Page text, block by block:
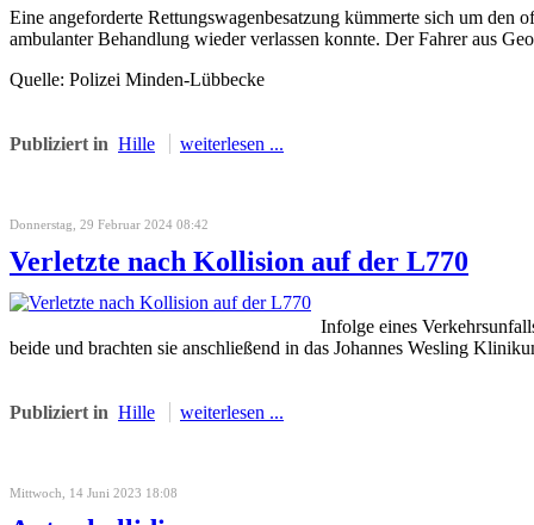
Eine angeforderte Rettungswagenbesatzung kümmerte sich um
ambulanter Behandlung wieder verlassen konnte. Der Fahrer aus
Quelle: Polizei Minden-Lübbecke
Publiziert in Hille weiterlesen ...
Donnerstag, 29 Februar 2024 08:42
Verletzte nach Kollision auf der L770
Infolge eines
beide und brachten sie anschließend in das Johannes Wesling
Publiziert in Hille weiterlesen ...
Mittwoch, 14 Juni 2023 18:08